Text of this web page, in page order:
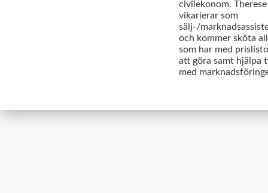
civilekonom. Therese
vikarierar som
sälj-/
och kommer sköta
som har med
att göra samt hjälpa
med